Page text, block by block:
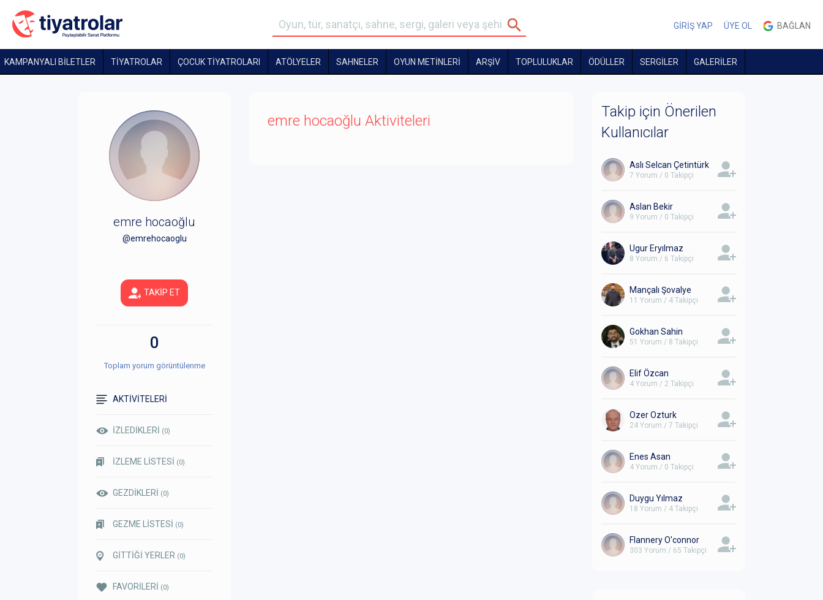
GİRİŞ YAP ÜYE OL BAĞLAN
KAMPANYALI BİLETLER TİYATROLAR ÇOCUK TIYATROLARI ATÖLYELER SAHNELER OYUN METİNLERİ ARŞİV TOPLULUKLAR ÖDÜLLER SERGİLER GALERİLER
emre hocaoğlu
@emrehocaoglu
TAKİP ET
0
Toplam yorum görüntülenme
AKTİVİTELERİ
İZLEDİKLERİ (0)
İZLEME LİSTESİ (0)
GEZDİKLERİ (0)
GEZME LİSTESİ (0)
GİTTİĞİ YERLER (0)
FAVORİLERİ (0)
emre hocaoğlu Aktiviteleri
Takip için Önerilen
Kullanıcılar
Aslı Selcan Çetintürk
7 Yorum / 0 Takipçi
Aslan Bekir
9 Yorum / 0 Takipçi
Ugur Eryılmaz
8 Yorum / 6 Takipçi
Mançalı Şovalye
11 Yorum / 4 Takipçi
Gokhan Sahin
51 Yorum / 8 Takipçi
Elif Özcan
4 Yorum / 2 Takipçi
Ozer Ozturk
24 Yorum / 7 Takipçi
Enes Asan
4 Yorum / 0 Takipçi
Duygu Yılmaz
18 Yorum / 4 Takipçi
Flannery O'connor
303 Yorum / 65 Takipçi